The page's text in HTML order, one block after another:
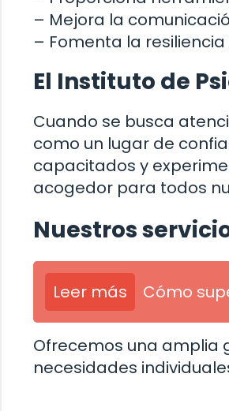
– Mejora la
– Fomenta la
El Instituto de
Cuando se busca
como un lugar de
capacitados y
acogedor para todos
Nuestros
Leer más Cómo
Ofrecemos una amplia
necesidades